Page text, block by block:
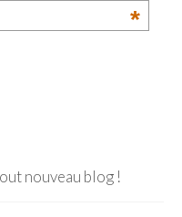
*
nouveau blog !